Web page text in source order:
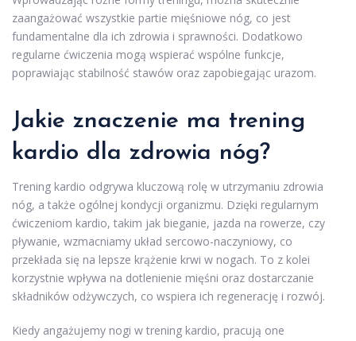
zaangażować wszystkie partie mięśniowe nóg, co jest
fundamentalne dla ich zdrowia i sprawności. Dodatkowo
regularne ćwiczenia mogą wspierać wspólne funkcje,
poprawiając stabilność stawów oraz zapobiegając urazom.
Jakie znaczenie ma trening
kardio dla zdrowia nóg?
Trening kardio odgrywa kluczową rolę w utrzymaniu zdrowia
nóg, a także ogólnej kondycji organizmu. Dzięki regularnym
ćwiczeniom kardio, takim jak bieganie, jazda na rowerze, czy
pływanie, wzmacniamy układ sercowo-naczyniowy, co
przekłada się na lepsze krążenie krwi w nogach. To z kolei
korzystnie wpływa na dotlenienie mięśni oraz dostarczanie
składników odżywczych, co wspiera ich regenerację i rozwój.
Kiedy angażujemy nogi w trening kardio, pracują one